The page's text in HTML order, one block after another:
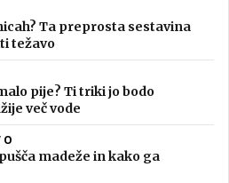
Ta preprosta sestavina
težavo
pije? Ti triki jo bodo
več vode
madeže in kako ga